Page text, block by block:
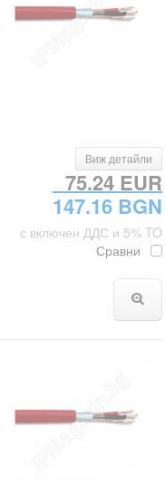
Виж детайли
75.24 EUR
147.16 BGN
с включен ДДС и 5% TO
Сравни